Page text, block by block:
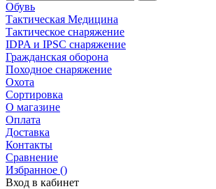
Обувь
Тактическая Медицина
Тактическое снаряжение
IDPA и IPSC снаряжение
Гражданская оборона
Походное снаряжение
Охота
Сортировка
О магазине
Оплата
Доставка
Контакты
Сравнение
Избранное ()
Вход в кабинет